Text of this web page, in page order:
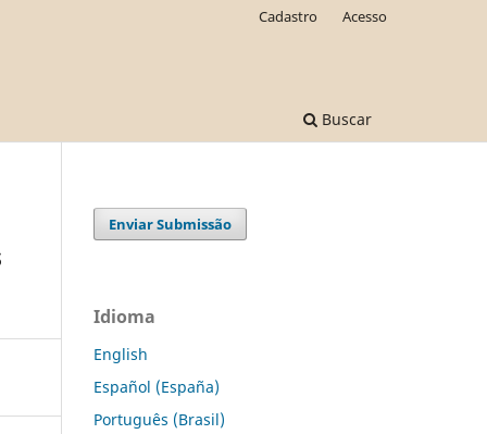
Buscar
Cadastro Acesso
Enviar Submissão
Idioma
English
Español (España)
Português (Brasil)